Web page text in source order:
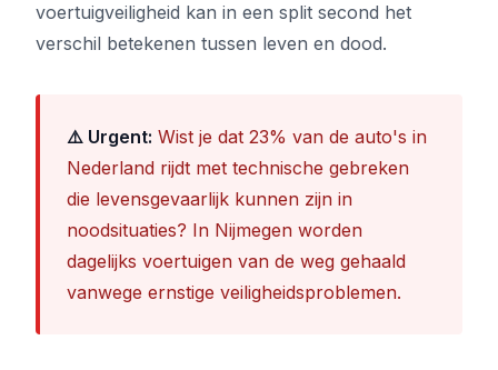
voertuigveiligheid kan in een split second het
verschil betekenen tussen leven en dood.
⚠️ Urgent: Wist je dat 23% van de auto's in
Nederland rijdt met technische gebreken
die levensgevaarlijk kunnen zijn in
noodsituaties? In Nijmegen worden
dagelijks voertuigen van de weg gehaald
vanwege ernstige veiligheidsproblemen.